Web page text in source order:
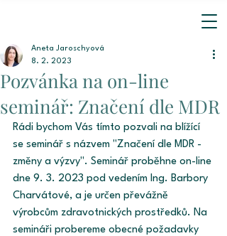
Pozvánka na on-line
seminář: Značení dle MDR
Aneta Jaroschyová
8. 2. 2023
Rádi bychom Vás tímto pozvali na blížící
se seminář s názvem "Značení dle MDR -
změny a výzvy". Seminář proběhne on-line
dne 9. 3. 2023 pod vedením Ing. Barbory
Charvátové, a je určen převážně
výrobcům zdravotnických prostředků. Na
semináři probereme obecné požadavky